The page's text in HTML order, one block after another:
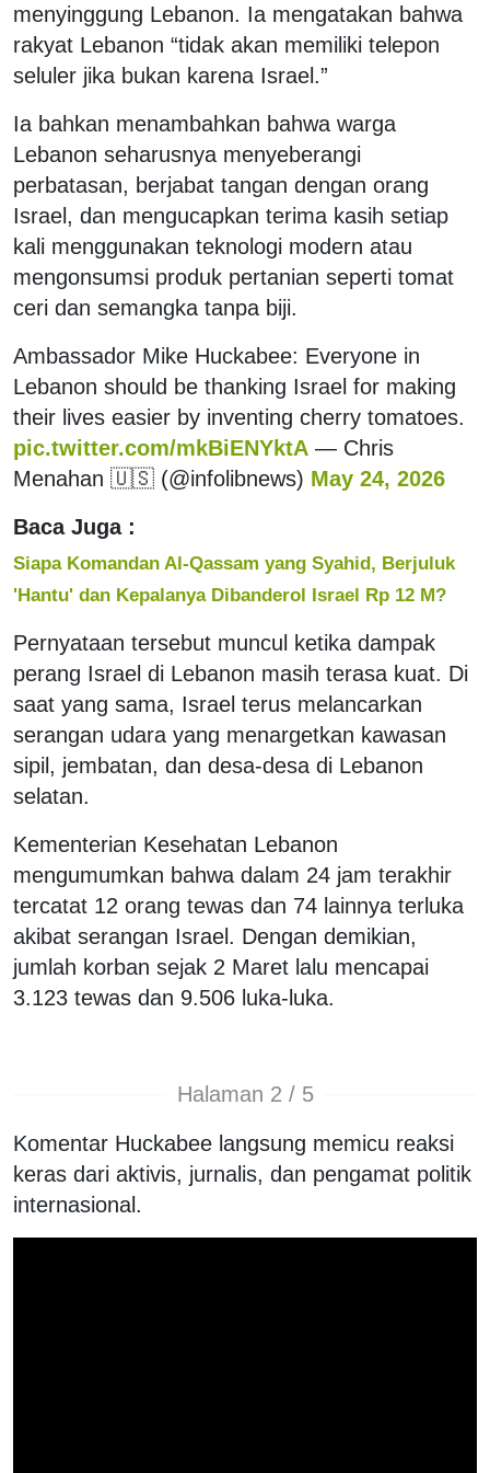
menyinggung Lebanon. Ia mengatakan bahwa
rakyat Lebanon “tidak akan memiliki telepon
seluler jika bukan karena Israel.”
Ia bahkan menambahkan bahwa warga
Lebanon seharusnya menyeberangi
perbatasan, berjabat tangan dengan orang
Israel, dan mengucapkan terima kasih setiap
kali menggunakan teknologi modern atau
mengonsumsi produk pertanian seperti tomat
ceri dan semangka tanpa biji.
Ambassador Mike Huckabee: Everyone in
Lebanon should be thanking Israel for making
their lives easier by inventing cherry tomatoes.
pic.twitter.com/mkBiENYktA — Chris
Menahan 🇺🇸 (@infolibnews) May 24, 2026
Baca Juga :
Siapa Komandan Al-Qassam yang Syahid, Berjuluk
'Hantu' dan Kepalanya Dibanderol Israel Rp 12 M?
Pernyataan tersebut muncul ketika dampak
perang Israel di Lebanon masih terasa kuat. Di
saat yang sama, Israel terus melancarkan
serangan udara yang menargetkan kawasan
sipil, jembatan, dan desa-desa di Lebanon
selatan.
Kementerian Kesehatan Lebanon
mengumumkan bahwa dalam 24 jam terakhir
tercatat 12 orang tewas dan 74 lainnya terluka
akibat serangan Israel. Dengan demikian,
jumlah korban sejak 2 Maret lalu mencapai
3.123 tewas dan 9.506 luka-luka.
Halaman 2 / 5
Komentar Huckabee langsung memicu reaksi
keras dari aktivis, jurnalis, dan pengamat politik
internasional.